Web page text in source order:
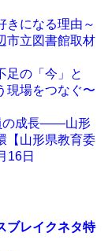
きになる理由～
市立図書館取材
足の「今」と
現場をつなぐ〜
の成長――山形
【山形県教育委
16日
ブレイクネタ特